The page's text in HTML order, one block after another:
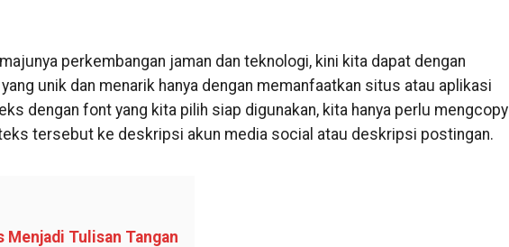
perkembangan jaman dan teknologi, kini kita dapat dengan
unik dan menarik hanya dengan memanfaatkan situs atau aplikasi
dengan font yang kita pilih siap digunakan, kita hanya perlu mengcopy
tersebut ke deskripsi akun media social atau deskripsi postingan.
Menjadi Tulisan Tangan